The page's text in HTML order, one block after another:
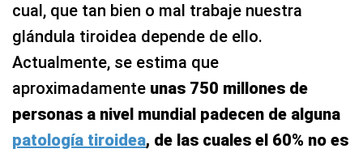
cual, que tan bien o mal trabaje nuestra
glándula tiroidea depende de ello.
Actualmente, se estima que
aproximadamente unas 750 millones de
personas a nivel mundial padecen de alguna
patología tiroidea, de las cuales el 60% no es